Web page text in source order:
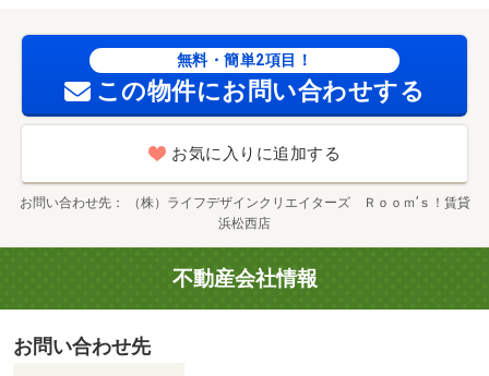
無料・簡単2項目！
この物件にお問い合わせする
お気に入りに追加する
お問い合わせ先
（株）ライフデザインクリエイターズ Ｒｏｏｍ’ｓ！賃貸
浜松西店
不動産会社情報
お問い合わせ先